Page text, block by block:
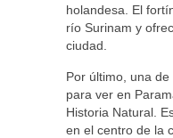
holandesa. El
río Surinam y
ciudad.
Por último, una
para ver en
Historia Natural.
en el centro de la